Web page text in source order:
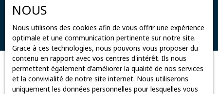
Rechercher
Pertinence
Trier par Créer une alerte
NOUS
Nous utilisons des cookies afin de vous offrir une expérience
optimale et une communication pertinente sur notre site.
Grace à ces technologies, nous pouvons vous proposer du
contenu en rapport avec vos centres d'intérêt. Ils nous
permettent également d'améliorer la qualité de nos services
et la convivialité de notre site internet. Nous utiliserons
uniquement les données personnelles pour lesquelles vous